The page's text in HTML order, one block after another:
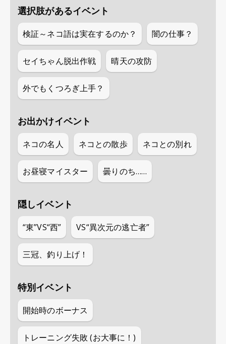
選択肢があるイベント
検証～ネコ語は実在するのか？ 闇の仕事？
セイちゃん脱出作戦 晴天の攻防
外でもくつろぎ上手？
お出かけイベント
ネコの名人 ネコとの散歩 ネコとの別れ
お昼寝マイスター 曇りのち……
隠しイベント
“東”VS“西” VS“異次元の逃亡者”
三冠、釣り上げ！
特別イベント
開始時のボーナス
トレーニング失敗 (お大事に！)